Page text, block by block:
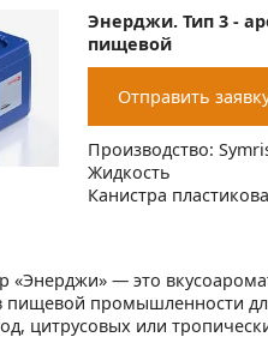
Энерджи. Тип 3 -
пищевой
Отправить
Производство:
Жидкость
Канистра
«Энерджи» — это
пищевой промышленности
цитрусовых или